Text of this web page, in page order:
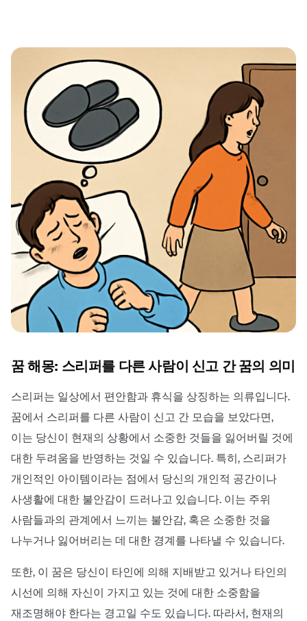
꿈 해몽: 스리퍼를 다른 사람이 신고 간 꿈의 의미
스리퍼는 일상에서 편안함과 휴식을 상징하는 의류입니다.
꿈에서 스리퍼를 다른 사람이 신고 간 모습을 보았다면,
이는 당신이 현재의 상황에서 소중한 것들을 잃어버릴 것에
대한 두려움을 반영하는 것일 수 있습니다. 특히, 스리퍼가
개인적인 아이템이라는 점에서 당신의 개인적 공간이나
사생활에 대한 불안감이 드러나고 있습니다. 이는 주위
사람들과의 관계에서 느끼는 불안감, 혹은 소중한 것을
나누거나 잃어버리는 데 대한 경계를 나타낼 수 있습니다.
또한, 이 꿈은 당신이 타인에 의해 지배받고 있거나 타인의
시선에 의해 자신이 가지고 있는 것에 대한 소중함을
재조명해야 한다는 경고일 수도 있습니다. 따라서, 현재의